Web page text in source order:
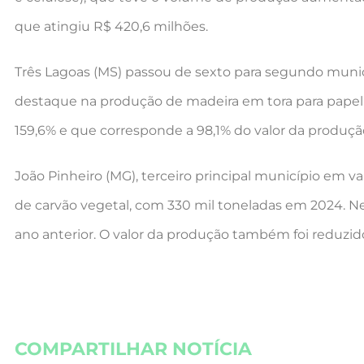
que atingiu R$ 420,6 milhões.
Três Lagoas (MS) passou de sexto para segundo
destaque na produção de madeira em tora para
159,6% e que corresponde a 98,1% do valor da
João Pinheiro (MG), terceiro principal município em
de carvão vegetal, com 330 mil toneladas em 2024.
ano anterior. O valor da produção também foi
COMPARTILHAR NOTÍCIA